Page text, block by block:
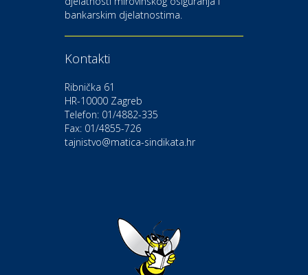
Kultura i edukacija
Kazalište Gavella
Moda i ljepota
Gastro
Hotel Bunčić Vrbovec
Izletište i vinotočje VINIA
bankarskim djelatnostima.
Kontakti
Ribnička 61
HR-10000 Zagreb
Telefon: 01/4882-335
Fax: 01/4855-726
tajnistvo@matica-sindikata.hr